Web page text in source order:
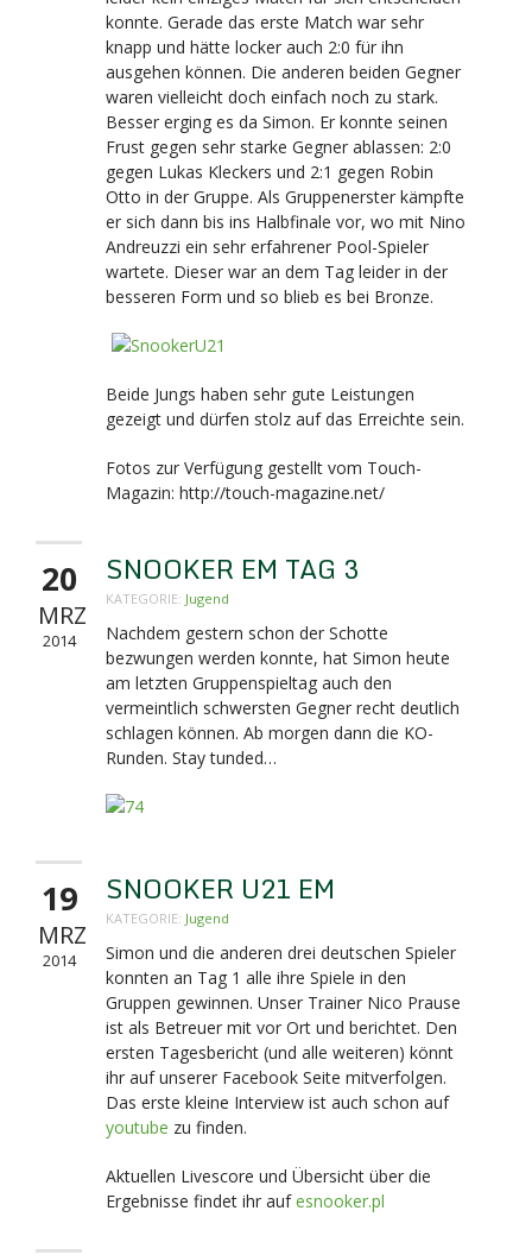
konnte. Gerade das erste Match war sehr
knapp und hätte locker auch 2:0 für ihn
ausgehen können. Die anderen beiden Gegner
waren vielleicht doch einfach noch zu stark.
Besser erging es da Simon. Er konnte seinen
Frust gegen sehr starke Gegner ablassen: 2:0
gegen Lukas Kleckers und 2:1 gegen Robin
Otto in der Gruppe. Als Gruppenerster kämpfte
er sich dann bis ins Halbfinale vor, wo mit Nino
Andreuzzi ein sehr erfahrener Pool-Spieler
wartete. Dieser war an dem Tag leider in der
besseren Form und so blieb es bei Bronze.
Beide Jungs haben sehr gute Leistungen
gezeigt und dürfen stolz auf das Erreichte sein.
Fotos zur Verfügung gestellt vom Touch-
Magazin: http://touch-magazine.net/
20
MRZ
2014
SNOOKER EM TAG 3
KATEGORIE: Jugend
Nachdem gestern schon der Schotte
bezwungen werden konnte, hat Simon heute
am letzten Gruppenspieltag auch den
vermeintlich schwersten Gegner recht deutlich
schlagen können. Ab morgen dann die KO-
Runden. Stay tunded…
19
MRZ
2014
SNOOKER U21 EM
KATEGORIE: Jugend
Simon und die anderen drei deutschen Spieler
konnten an Tag 1 alle ihre Spiele in den
Gruppen gewinnen. Unser Trainer Nico Prause
ist als Betreuer mit vor Ort und berichtet. Den
ersten Tagesbericht (und alle weiteren) könnt
ihr auf unserer Facebook Seite mitverfolgen.
Das erste kleine Interview ist auch schon auf
youtube zu finden.
Aktuellen Livescore und Übersicht über die
Ergebnisse findet ihr aufesnooker.pl